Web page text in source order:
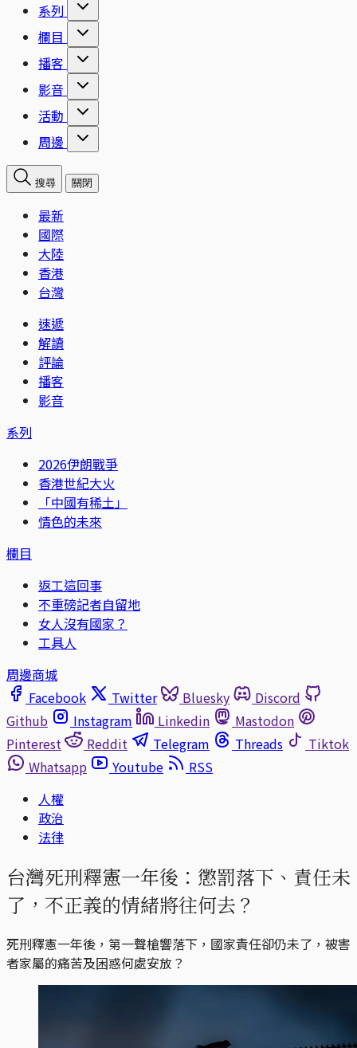
系列
欄目
播客
影音
活動
周邊
搜尋 關閉
最新
國際
大陸
香港
台灣
速遞
解讀
評論
播客
影音
系列
2026伊朗戰爭
香港世紀大火
「中國有稀土」
情色的未來
欄目
返工這回事
不重磅記者自留地
女人沒有國家？
工具人
周邊商城
Facebook
Twitter Bluesky
Discord
Github
Instagram Linkedin
Mastodon
Pinterest
Reddit Telegram Threads
Tiktok
Whatsapp
Youtube
RSS
人權
政治
法律
台灣死刑釋憲一年後：懲罰落下、責任未
了，不正義的情緒將往何去？
死刑釋憲一年後，第一聲槍響落下，國家責任卻仍未了，被害
者家屬的痛苦及困惑何處安放？